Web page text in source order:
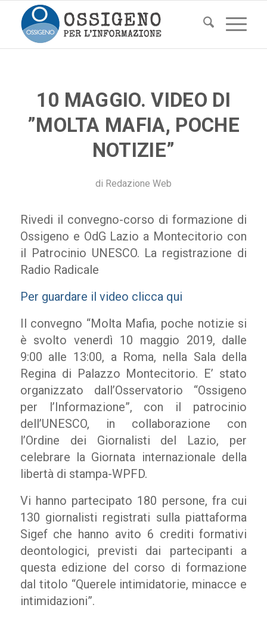
10 MAGGIO. VIDEO DI
”MOLTA MAFIA, POCHE
NOTIZIE”
di Redazione Web
Rivedi il convegno-corso di formazione di
Ossigeno e OdG Lazio a Montecitorio con
il Patrocinio UNESCO. La registrazione di
Radio Radicale
Per guardare il video clicca qui
Il convegno “Molta Mafia, poche notizie si
è svolto venerdì 10 maggio 2019, dalle
9:00 alle 13:00, a Roma, nella Sala della
Regina di Palazzo Montecitorio. E’ stato
organizzato dall’Osservatorio “Ossigeno
per l’Informazione”, con il patrocinio
dell’UNESCO, in collaborazione con
l’Ordine dei Giornalisti del Lazio, per
celebrare la Giornata internazionale della
libertà di stampa-WPFD.
Vi hanno partecipato 180 persone, fra cui
130 giornalisti registrati sulla piattaforma
Sigef che hanno avito 6 crediti formativi
deontologici, previsti dai partecipanti a
questa edizione del corso di formazione
dal titolo “Querele intimidatorie, minacce e
intimidazioni”.